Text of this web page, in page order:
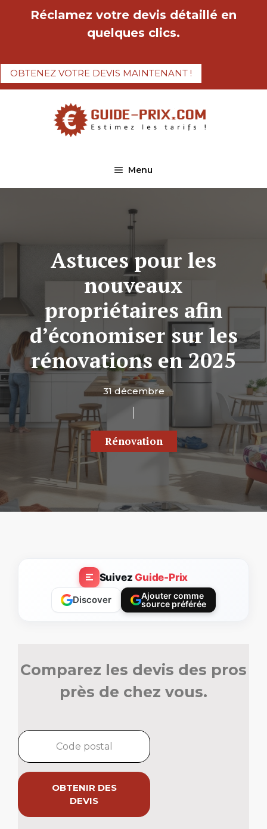
Réclamez votre devis détaillé en
quelques clics.
OBTENEZ VOTRE DEVIS MAINTENANT !
Menu
Astuces pour les
nouveaux
propriétaires afin
d’économiser sur les
rénovations en 2025
31 décembre
Rénovation
SuivezGuide-Prix
Discover
Ajouter comme
source préférée
Comparez les devis des pros
près de chez vous.
OBTENIR DES
DEVIS